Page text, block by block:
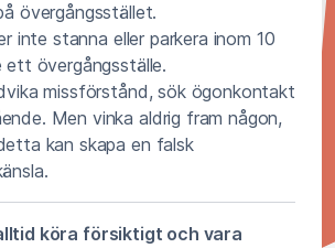
övergångsstället.
inte stanna eller parkera inom 10
övergångsställe.
missförstånd, sök ögonkontakt
Men vinka aldrig fram någon,
kan skapa en falsk
köra försiktigt och vara